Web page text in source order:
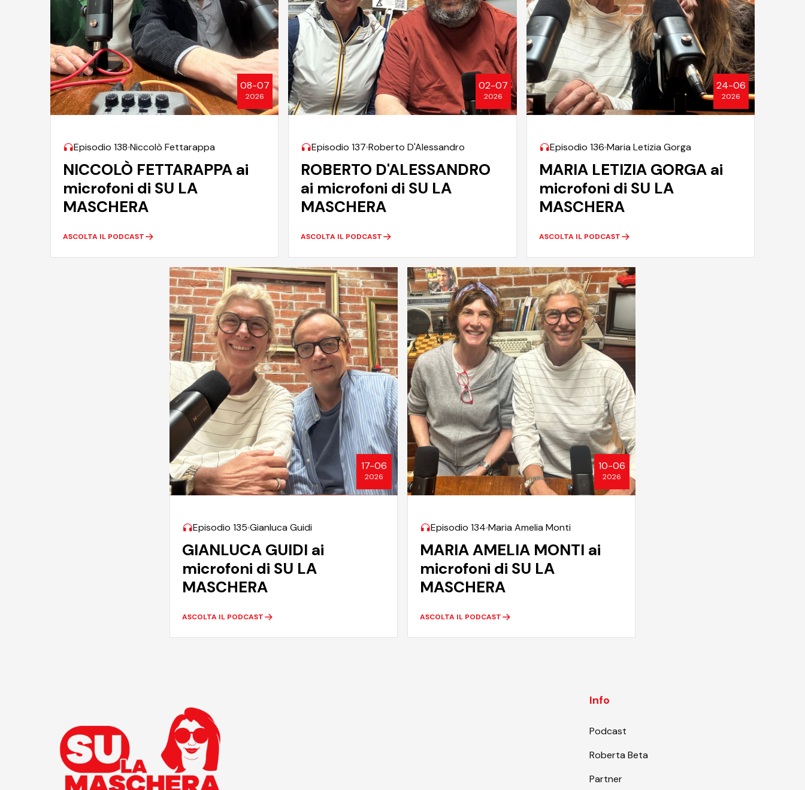
08-07
2026
Episodio 138 Niccolò Fettarappa
NICCOLÒ FETTARAPPA ai
microfoni di SU LA
MASCHERA
ASCOLTA IL PODCAST
02-07
2026
Episodio 137Roberto D'Alessandro
ROBERTO D'ALESSANDRO
ai microfoni di SU LA
MASCHERA
ASCOLTA IL PODCAST
24-06
2026
Episodio 136 Maria Letizia Gorga
MARIA LETIZIA GORGA ai
microfoni di SU LA
MASCHERA
ASCOLTA IL PODCAST
17-06
2026
Episodio 135 Gianluca Guidi
GIANLUCA GUIDI ai
microfoni di SU LA
MASCHERA
ASCOLTA IL PODCAST
10-06
2026
Episodio 134 Maria Amelia Monti
MARIA AMELIA MONTI ai
microfoni di SU LA
MASCHERA
ASCOLTA IL PODCAST
Info
Podcast
Roberta Beta
Partner